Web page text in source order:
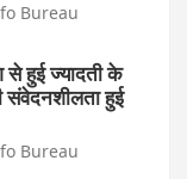
Bureau
हुई ज्यादती के
संवेदनशीलता हुई
Bureau